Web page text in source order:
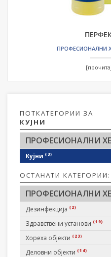
ПОТКАТЕГОРИИ ЗА
КУЈНИ
ПРОФЕСИОНАЛНИ
Кујни (3)
ОСТАНАТИ КАТЕГОРИИ:
ПРОФЕСИОНАЛНИ
Дезинфекција (2)
Здравствени установи (19)
Хореха објекти (23)
Деловни објекти (14)
ПРОФЕСИОНАЛНИ